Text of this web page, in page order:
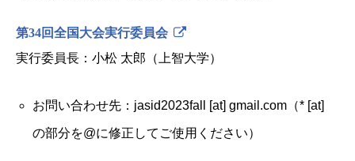
第34回全国大会実行委員会
実行委員長：小松 太郎（上智大学）
お問い合わせ先：jasid2023fall [at] gmail.com（* [at]
の部分を@に修正してご使用ください）